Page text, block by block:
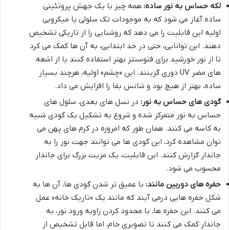
لکه حساس به نور ساده: همه چیز با یک جهش پروتئینی
ساده آغاز می شود که به موجودات تک سلولی یا میکروبی
اولیه این قابلیت را می دهد که روشنایی را از تاریکی تشخیص
دهند. این توانایی، حتی در حد ابتدایی، به آن ها کمک می کرد
تا از نور خورشید برای فتوسنتز بهتر استفاده کنند یا از اشعه
های مضر UV دوری گزینند. این «چشم» اولیه، هرچند بسیار
ساده، بهتر از هیچ بود و شانس بقا را افزایش می داد.
گودی های حساس به نور: در نسل های بعدی، سلول های
حساس به نور متمرکز شده و شروع به تشکیل یک گودی شبیه
به کاسه می کنند. همان طور که امروزه در کرم های پهن می
توان مشاهده کرد، این گودی ها می توانند جهت نور را به
جاندار گزارش کنند. این قابلیت، یک مزیت بزرگ برای جاندار
محسوب می شود.
حفره های دوربین مانند: با عمیق تر شدن گودی ها، آن ها به
شکل حفره هایی درمی آیند که مانند یک «تاریک خانه» عمل
می کنند. این حفره ها، با محدود کردن زاویه ورود نور، به
جاندار کمک می کنند تا تصویری خام، اما قابل تشخیص از